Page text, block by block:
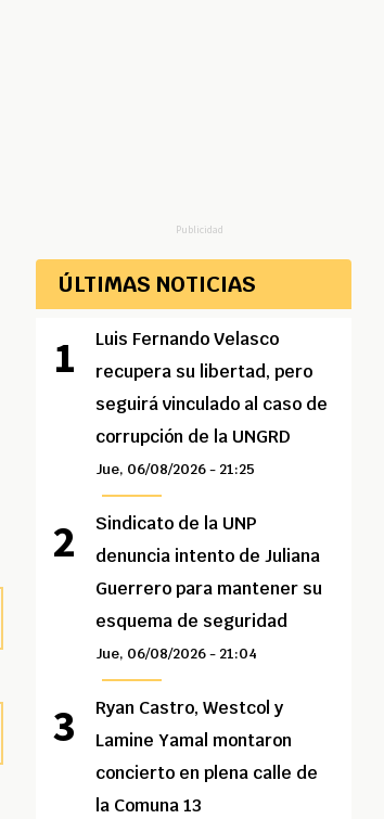
Publicidad
ÚLTIMAS NOTICIAS
Luis Fernando Velasco
recupera su libertad, pero
seguirá vinculado al caso de
corrupción de la UNGRD
Jue, 06/08/2026 - 21:25
Sindicato de la UNP
denuncia intento de Juliana
Guerrero para mantener su
esquema de seguridad
Jue, 06/08/2026 - 21:04
Ryan Castro, Westcol y
Lamine Yamal montaron
concierto en plena calle de
la Comuna 13